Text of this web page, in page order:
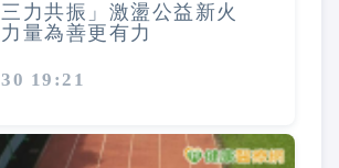
三力共振」激盪公益新火
量為善更有力
19:21